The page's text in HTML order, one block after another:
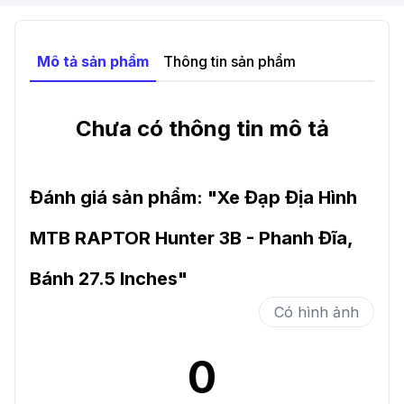
TP. Hồ Chí Minh - Nay 14/1A Tô Ký, Xã Đông
Thành Phố Thủ Đức, TP Hồ Chí Minh - Nay 200-
202 Đặng Văn Bi , Phường Thủ Đức. TP Hồ Chí
Mô tả sản phẩm Thông tin sản phẩm
Chưa có thông tin mô tả
Đánh giá sản phẩm: "Xe Đạp Địa Hình
MTB RAPTOR Hunter 3B - Phanh Đĩa,
Bánh 27.5 Inches"
Có hình ảnh
0